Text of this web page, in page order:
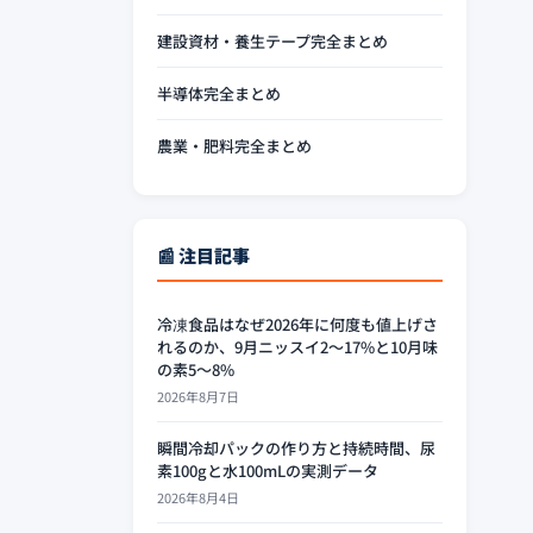
建設資材・養生テープ完全まとめ
半導体完全まとめ
農業・肥料完全まとめ
📰 注目記事
冷凍食品はなぜ2026年に何度も値上げさ
れるのか、9月ニッスイ2〜17%と10月味
の素5〜8%
2026年8月7日
瞬間冷却パックの作り方と持続時間、尿
素100gと水100mLの実測データ
2026年8月4日